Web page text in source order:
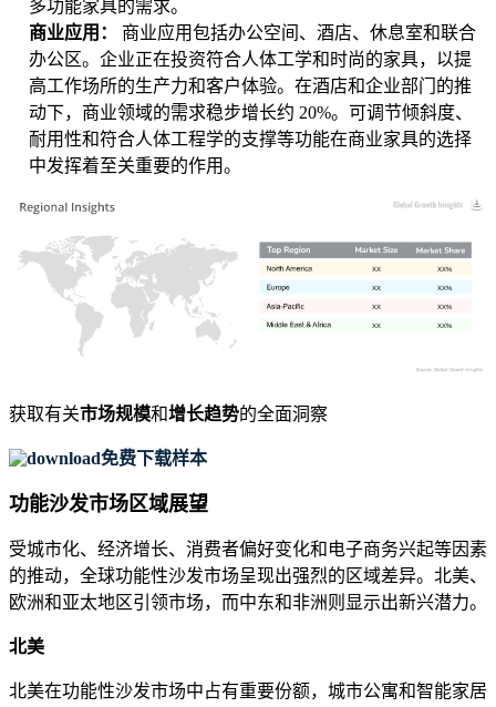
多功能家具的需求。
商业应用： 商业应用包括办公空间、酒店、休息室和联合
办公区。企业正在投资符合人体工学和时尚的家具，以提
高工作场所的生产力和客户体验。在酒店和企业部门的推
动下，商业领域的需求稳步增长约 20%。可调节倾斜度、
耐用性和符合人体工程学的支撑等功能在商业家具的选择
中发挥着至关重要的作用。
XX%
XX
XX%
XX
XX%
XX
XX%
XX
获取有关市场规模和增长趋势的全面洞察
免费下载样本
功能沙发市场区域展望
受城市化、经济增长、消费者偏好变化和电子商务兴起等因素
的推动，全球功能性沙发市场呈现出强烈的区域差异。北美、
欧洲和亚太地区引领市场，而中东和非洲则显示出新兴潜力。
北美
北美在功能性沙发市场中占有重要份额，城市公寓和智能家居